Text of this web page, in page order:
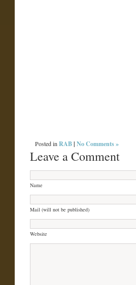
Posted inRAB| No Comments »
Leave a Comment
Name
Mail (will not be published)
Website